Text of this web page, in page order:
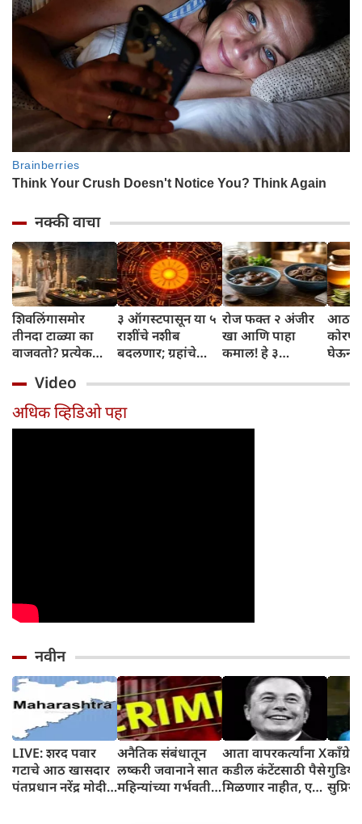
नक्की वाचा
शिवलिंगासमोर
तीनदा टाळ्या का
वाजवतो? प्रत्येक
जाणून घ्या
३ ऑगस्टपासून या ५
राशींचे नशीब
बदलणार; ग्रहांचे
संपतील आणि शुभ
दिवसांची सुरुवात
होईल
रोज फक्त २ अंजीर
खा आणि पाहा
कमाल! हे ३
तुम्हाला ठाऊक
घेऊन
Video
अधिक व्हिडिओ पहा
नवीन
LIVE: शरद पवार
गटाचे आठ खासदार
पंतप्रधान नरेंद्र मोदी
अनैतिक संबंधातून
लष्करी जवानाने सात
महिन्यांच्या गर्भवती
आता वापरकर्त्यांना X
कडील कंटेंटसाठी पैसे
मिळणार नाहीत, एक